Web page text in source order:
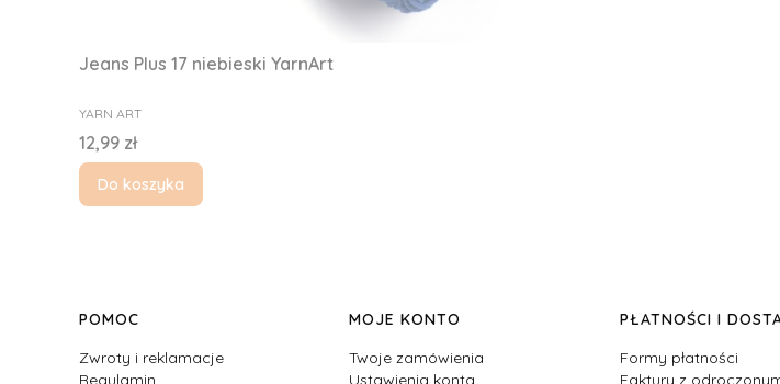
Jeans Plus 17 niebieski YarnArt
PRODUCENT
YARN ART
Cena
12,99 zł
Do koszyka
Linki w stopce
POMOC
Zwroty i reklamacje
Regulamin
MOJE KONTO
Twoje zamówienia
Ustawienia konta
PŁATNOŚCI I
Formy płatności
Faktury z